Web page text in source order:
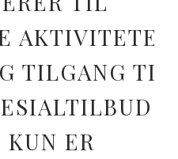
AKTIVITETER
TILGANG TIL
KUN ER